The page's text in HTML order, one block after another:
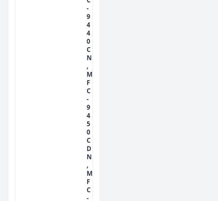
-
9
4
4
0
C
N
,
M
F
C
-
9
4
5
0
C
D
N
,
M
F
C
-